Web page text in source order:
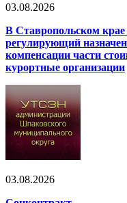
03.08.2026
В Ставропольском крае
регулирующий
компенсации части
курортные организации
03.08.2026